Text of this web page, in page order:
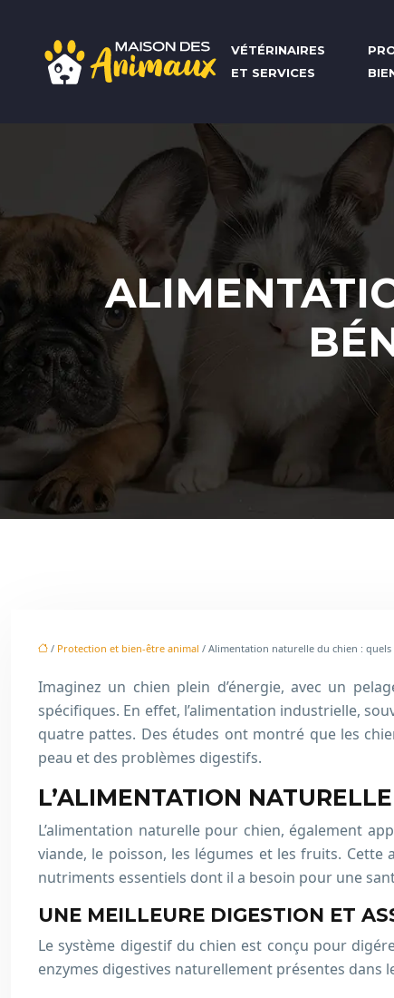
VÉTÉRINAIRES
ET SERVICES
/ Protection et bien-être animal / Alimentation naturelle du chien : quels
Imaginez un chien plein d’énergie, avec un
spécifiques. En effet, l’alimentation industrielle,
quatre pattes. Des études ont montré que les
peau et des problèmes digestifs.
L’ALIMENTATION
L’alimentation naturelle pour chien, également
viande, le poisson, les légumes et les fruits.
nutriments essentiels dont il a besoin pour une
UNE MEILLEURE DIGESTION ET
Le système digestif du chien est conçu pour
enzymes digestives naturellement présentes